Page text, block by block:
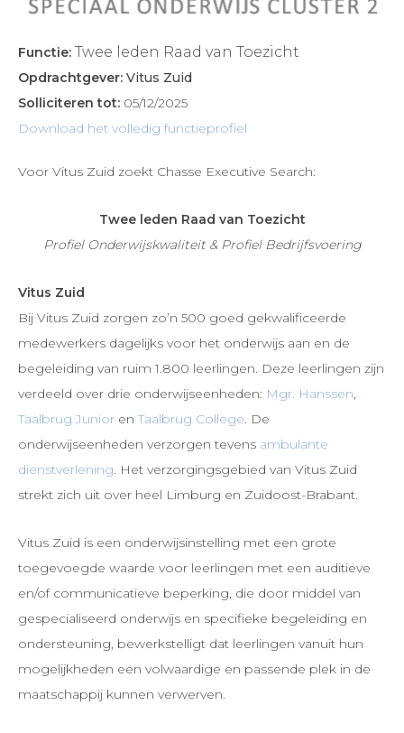
Functie: Twee leden Raad van Toezicht
Opdrachtgever: Vitus Zuid
Solliciteren tot: 05/12/2025
Download het volledig functieprofiel
Voor Vitus Zuid zoekt Chasse Executive Search:
Twee leden Raad van Toezicht
Profiel Onderwijskwaliteit & Profiel Bedrijfsvoering
Vitus Zuid
Bij Vitus Zuid zorgen zo’n 500 goed gekwalificeerde
medewerkers dagelijks voor het onderwijs aan en de
begeleiding van ruim 1.800 leerlingen. Deze leerlingen zijn
verdeeld over drie onderwijseenheden: Mgr. Hanssen,
Taalbrug JuniorenTaalbrug College. De
onderwijseenheden verzorgen tevens ambulante
dienstverlening. Het verzorgingsgebied van Vitus Zuid
strekt zich uit over heel Limburg en Zuidoost-Brabant.
Vitus Zuid is een onderwijsinstelling met een grote
toegevoegde waarde voor leerlingen met een auditieve
en/of communicatieve beperking, die door middel van
gespecialiseerd onderwijs en specifieke begeleiding en
ondersteuning, bewerkstelligt dat leerlingen vanuit hun
mogelijkheden een volwaardige en passende plek in de
maatschappij kunnen verwerven.